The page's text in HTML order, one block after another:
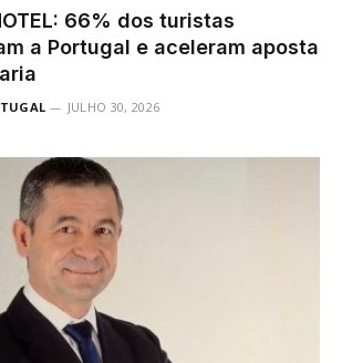
66% dos turistas
a Portugal e aceleram aposta
JULHO 30, 2026